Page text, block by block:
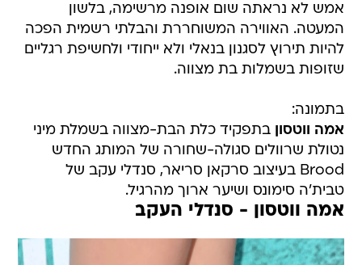
אמש לא נראתה שום אופנה מרשימה, בלשון
המעטה. האווירה המשוחררת והבלתי רשמית הפכה
להיות תירוץ לסגנון בנאלי ולא ייחודי ולחשיפת רגליים
שזופות בשמלות בת מצווה.
בתמונה:
אמה ווטסון בתפקיד כלת הבת-מצווה בשמלת מיני
נטולת שרוולים סגולה-שחורה של המותג החדש
Brood בעיצוב סרקאן סריאר, סנדלי עקב של
טבית'ה סימונס ושיער ארוך מהרגיל.
אמה ווטסון - סנדלי העקב